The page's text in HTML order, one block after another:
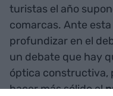
turistas el año
comarcas. Ante
profundizar en el
un debate que hay
óptica constructiva,
hacer más sólido el